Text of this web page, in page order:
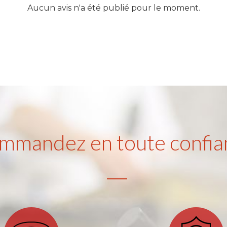
Aucun avis n'a été publié pour le moment.
en toute